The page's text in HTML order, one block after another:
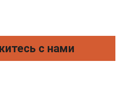
с нами